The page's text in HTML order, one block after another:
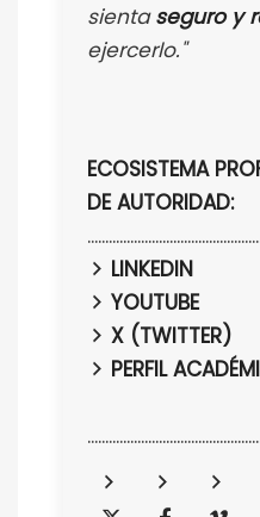
sientaseguro y
ejercerlo."
ECOSISTEMA
DE AUTORIDAD:
LINKEDIN
YOUTUBE
X (TWITTER)
PERFIL